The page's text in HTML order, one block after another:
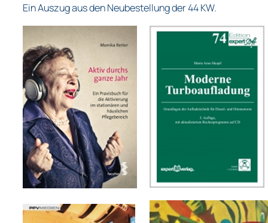
Ein Auszug aus den Neubestellung der 44 KW.